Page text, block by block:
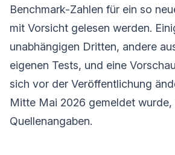
Benchmark-Zahlen für ein so
mit Vorsicht gelesen werden.
unabhängigen Dritten, andere
eigenen Tests, und eine
sich vor der Veröffentlichung
Mitte Mai 2026 gemeldet wurde,
Quellenangaben.